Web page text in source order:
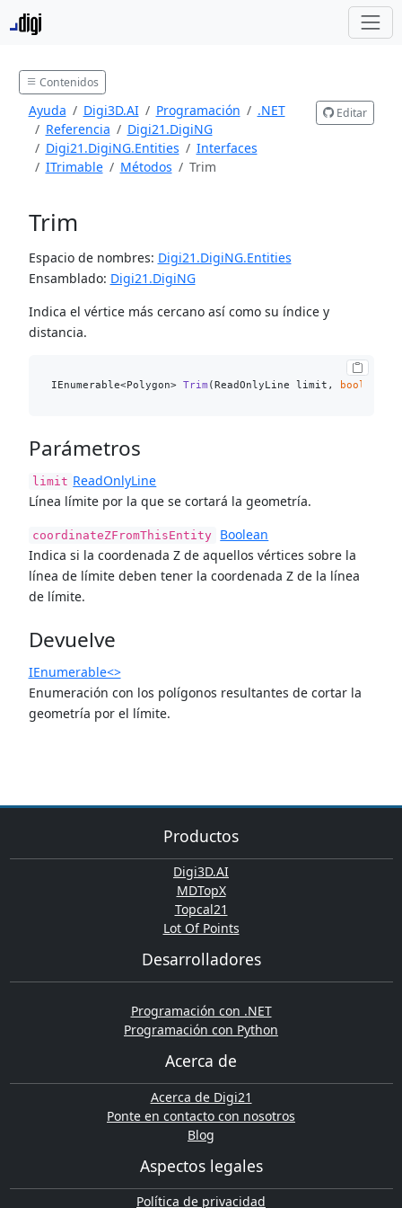
Contenidos
Ayuda Digi3D.AI Programación
.NET
Referencia
Digi21.DigiNG
Digi21.DigiNG.Entities
Interfaces
ITrimable
Métodos Trim
Editar
Trim
Espacio de nombres: Digi21.DigiNG.Entities
Ensamblado: Digi21.DigiNG
Indica el vértice más cercano así como su índice y
distancia.
IEnumerable<Polygon> Trim (ReadOnlyLine limit, bool
Parámetros
limit ReadOnlyLine
Línea límite por la que se cortará la geometría.
coordinateZFromThisEntity
Boolean
Indica si la coordenada Z de aquellos vértices sobre la
línea de límite deben tener la coordenada Z de la línea
de límite.
Devuelve
IEnumerable<>
Enumeración con los polígonos resultantes de cortar la
geometría por el límite.
Productos
Digi3D.AI
MDTopX
Topcal21
Lot Of Points
Desarrolladores
Programación con .NET
Programación con Python
Acerca de
Acerca de Digi21
Ponte en contacto con nosotros
Blog
Aspectos legales
Política de privacidad